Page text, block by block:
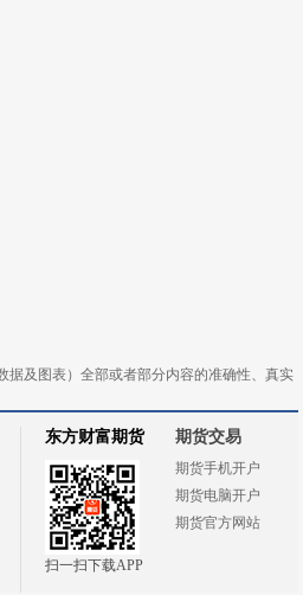
据及图表）全部或者部分内容的准确性、真实
东方财富期货
扫一扫下载APP
期货交易
期货手机开户
期货电脑开户
期货官方网站